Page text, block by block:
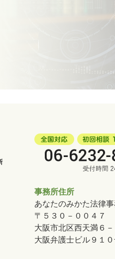
事務所住所
あなたのみかた法律
〒５３０－００４７
大阪市北区西天満６－
大阪弁護士ビル９１